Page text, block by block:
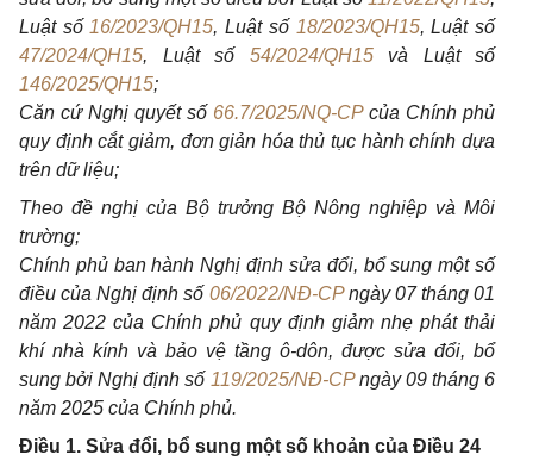
Luật số 16/2023/QH15, Luật số 18/2023/QH15, Luật số
47/2024/QH15, Luật số 54/2024/QH15và Luật số
146/2025/QH15;
Căn cứ Nghị quyết số 66.7/2025/NQ-CPcủa Chính phủ
quy định cắt giảm, đơn giản hóa thủ tục hành chính dựa
trên dữ liệu;
Theo đề nghị của Bộ trưởng Bộ Nông nghiệp và Môi
trường;
Chính phủ ban hành Nghị định sửa đổi, bổ sung một số
điều của Nghị định số 06/2022/NĐ-CPngày 07 tháng 01
năm 2022 của Chính phủ quy định giảm nhẹ phát thải
khí nhà kính và bảo vệ tầng ô-dôn, được sửa đổi, bổ
sung bởi Nghị định số 119/2025/NĐ-CPngày 09 tháng 6
năm 2025 của Chính phủ.
Điều 1. Sửa đổi, bổ sung một số khoản của Điều 24